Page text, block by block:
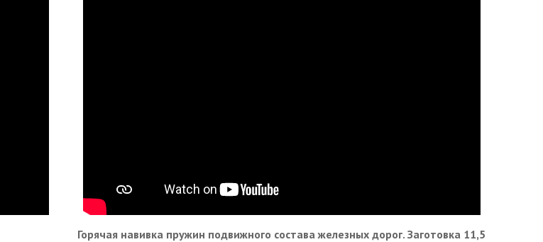
Горячая навивка пружин подвижного состава железных дорог. Заготовка 11,5